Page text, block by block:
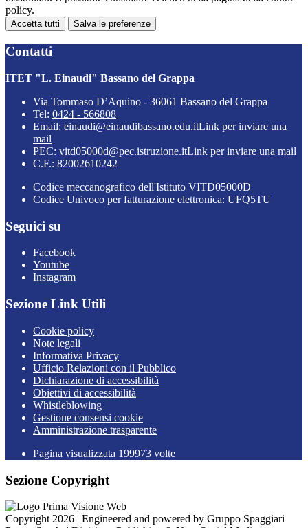
policy.
Accetta tutti Salva le preferenze
Contatti
ITET "L. Einaudi" Bassano del Grappa
Via Tommaso D’Aquino - 36061 Bassano del Grappa
Tel: 0424 - 566808
Email: einaudi@einaudibassano.edu.itLink per inviare una
mail
PEC: vitd05000d@pec.istruzione.itLink per inviare una mail
C.F.: 82002610242
Codice meccanografico dell'Istituto VITD05000D
Codice Univoco per fatturazione elettronica: UFQ5TU
Seguici su
Facebook
Youtube
Instagram
Sezione Link Utili
Cookie policy
Note legali
Informativa Privacy
Ufficio Relazioni con il Pubblico
Dichiarazione di accessibilità
Obiettivi di accessibilità
Whistleblowing
Gestione consensi cookie
Amministrazione trasparente
Pagina visualizzata 199973 volte
Sezione Copyright
Copyright 2026 | Engineered and powered by Gruppo Spaggiari